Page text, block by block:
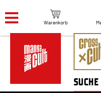
Warenkorb